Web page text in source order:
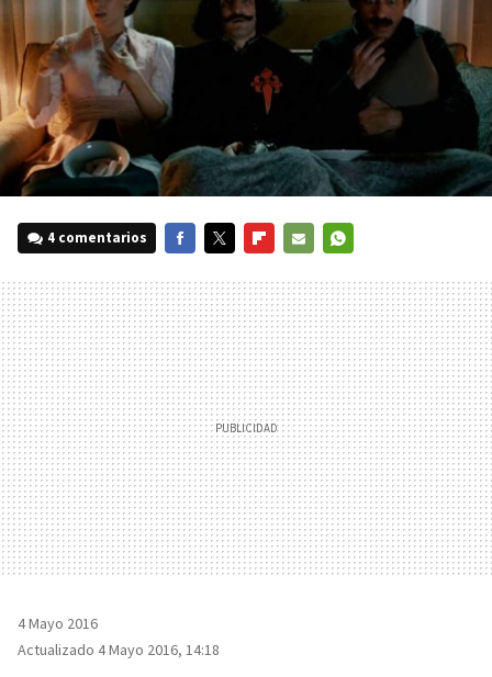
4 comentarios
MAIL
4 Mayo 2016
Actualizado 4 Mayo 2016, 14:18